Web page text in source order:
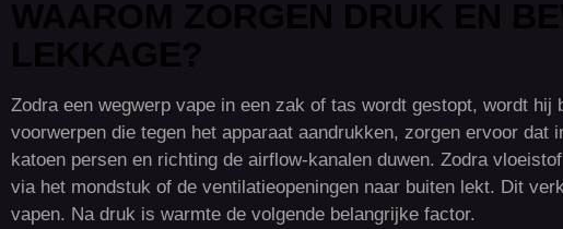
Zodra een wegwerp vape in een zak of tas wordt gestopt, wordt
voorwerpen die tegen het apparaat aandrukken, zorgen ervoor
katoen persen en richting de airflow-kanalen duwen. Zodra
via het mondstuk of de ventilatieopeningen naar buiten lekt. Dit
vapen. Na druk is warmte de volgende belangrijke factor.